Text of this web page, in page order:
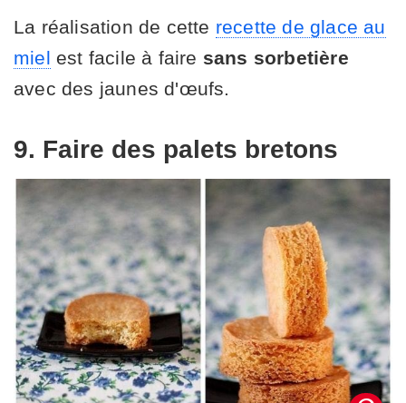
La réalisation de cette recette de glace au
miel est facile à faire sans sorbetière
avec des jaunes d'œufs.
9. Faire des palets bretons